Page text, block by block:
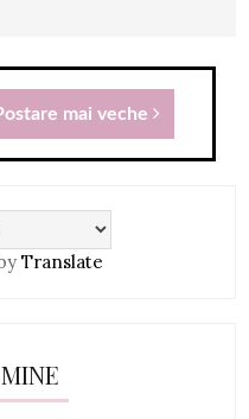
mai veche
Translate